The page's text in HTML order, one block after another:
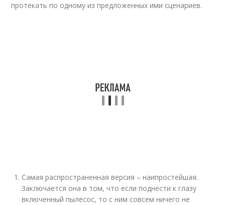
протекать по одному из предложенных ими сценариев.
Самая распространенная версия – наипростейшая.
Заключается она в том, что если поднести к глазу
включенный пылесос, то с ним совсем ничего не